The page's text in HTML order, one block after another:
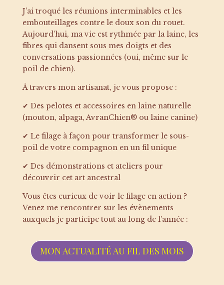
J’ai troqué les réunions interminables et les
embouteillages contre le doux son du rouet.
Aujourd’hui, ma vie est rythmée par la laine, les
fibres qui dansent sous mes doigts et des
conversations passionnées (oui, même sur le
poil de chien).
À travers mon artisanat, je vous propose :
✔ Des pelotes et accessoires en laine naturelle
(mouton, alpaga, AvranChien® ou laine canine)
✔ Le filage à façon pour transformer le sous-
poil de votre compagnon en un fil unique
✔ Des démonstrations et ateliers pour
découvrir cet art ancestral
Vous êtes curieux de voir le filage en action ?
Venez me rencontrer sur les évènements
auxquels je participe tout au long de l’année :
MON ACTUALITÉ AU FIL DES MOIS